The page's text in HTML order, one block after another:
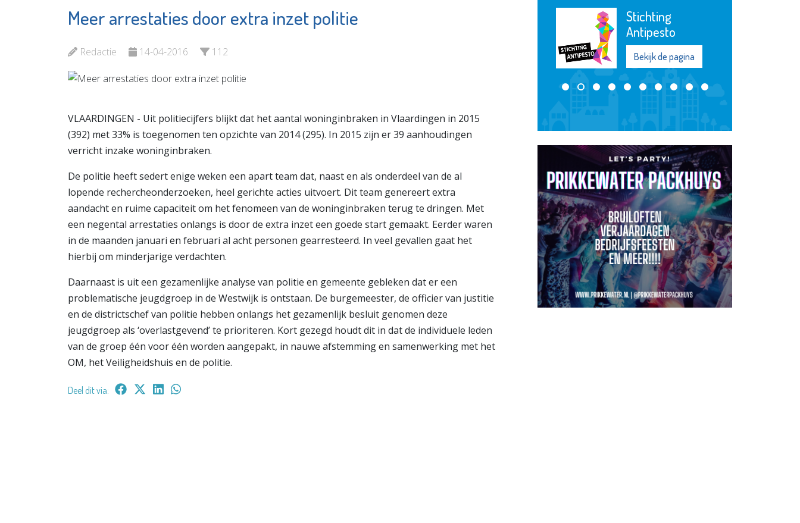
Meer arrestaties door extra inzet politie
Redactie 14-04-2016 112
VLAARDINGEN - Uit politiecijfers blijkt dat het aantal woninginbraken in Vlaardingen in 2015
(392) met 33% is toegenomen ten opzichte van 2014 (295). In 2015 zijn er 39 aanhoudingen
verricht inzake woninginbraken.
De politie heeft sedert enige weken een apart team dat, naast en als onderdeel van de al
lopende rechercheonderzoeken, heel gerichte acties uitvoert. Dit team genereert extra
aandacht en ruime capaciteit om het fenomeen van de woninginbraken terug te dringen. Met
een negental arrestaties onlangs is door de extra inzet een goede start gemaakt. Eerder waren
in de maanden januari en februari al acht personen gearresteerd. In veel gevallen gaat het
hierbij om minderjarige verdachten.
Daarnaast is uit een gezamenlijke analyse van politie en gemeente gebleken dat er een
problematische jeugdgroep in de Westwijk is ontstaan. De burgemeester, de officier van justitie
en de districtschef van politie hebben onlangs het gezamenlijk besluit genomen deze
jeugdgroep als ‘overlastgevend’ te prioriteren. Kort gezegd houdt dit in dat de individuele leden
van de groep één voor één worden aangepakt, in nauwe afstemming en samenwerking met het
OM, het Veiligheidshuis en de politie.
Deel dit via:
Fundament
Bekijk de pagina
PRO Vlaardingen
Stichting
Antipesto
Bekijk de pagina